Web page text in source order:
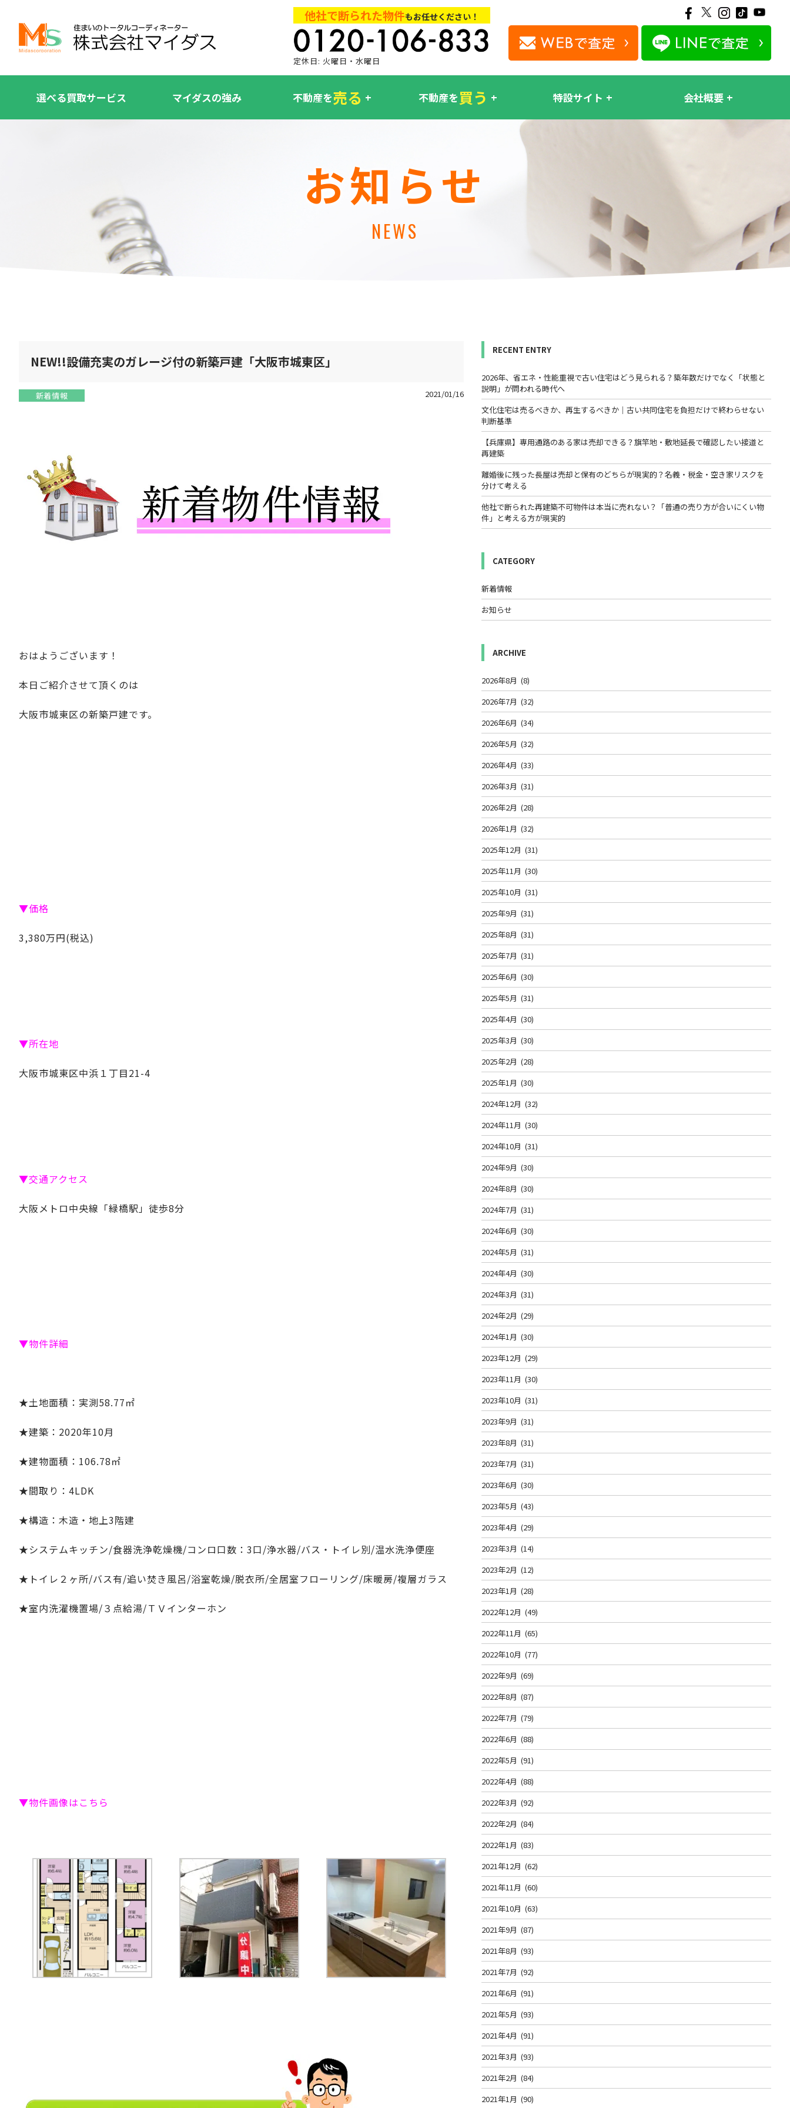
他社で断られた物件もお任せください！
定休日: 火曜日・水曜日
選べる買取サービス マイダスの強み 不動産を売る 不動産を買う 特設サイト 会社概要
お知らせ
NEWS
NEW!!設備充実のガレージ付の新築戸建「大阪市城東区」
新着情報 2021/01/16
おはようございます！
本日ご紹介させて頂くのは
大阪市城東区の新築戸建です。
▼価格
3,380万円(税込)
▼所在地
大阪市城東区中浜１丁目21-4
▼交通アクセス
大阪メトロ中央線「緑橋駅」徒歩8分
▼物件詳細
★土地面積：実測58.77㎡
★建築：2020年10月
★建物面積：106.78㎡
★間取り：4LDK
★構造：木造・地上3階建
★システムキッチン/食器洗浄乾燥機/コンロ口数：3口/浄水器/バス・トイレ別/温水洗浄便座
★トイレ２ヶ所/バス有/追い焚き風呂/浴室乾燥/脱衣所/全居室フローリング/床暖房/複層ガラス
★室内洗濯機置場/３点給湯/ＴＶインターホン
▼物件画像はこちら
RECENT ENTRY
2026年、省エネ・性能重視で古い住宅はどう見られる？築年数だけでなく「状態と
説明」が問われる時代へ
文化住宅は売るべきか、再生するべきか｜古い共同住宅を負担だけで終わらせない
判断基準
【兵庫県】専用通路のある家は売却できる？旗竿地・敷地延長で確認したい接道と
再建築
離婚後に残った長屋は売却と保有のどちらが現実的？名義・税金・空き家リスクを
分けて考える
他社で断られた再建築不可物件は本当に売れない？「普通の売り方が合いにくい物
件」と考える方が現実的
CATEGORY
新着情報
お知らせ
ARCHIVE
2026年8月 (8)
2026年7月 (32)
2026年6月 (34)
2026年5月 (32)
2026年4月 (33)
2026年3月 (31)
2026年2月 (28)
2026年1月 (32)
2025年12月 (31)
2025年11月 (30)
2025年10月 (31)
2025年9月 (31)
2025年8月 (31)
2025年7月 (31)
2025年6月 (30)
2025年5月 (31)
2025年4月 (30)
2025年3月 (30)
2025年2月 (28)
2025年1月 (30)
2024年12月 (32)
2024年11月 (30)
2024年10月 (31)
2024年9月 (30)
2024年8月 (30)
2024年7月 (31)
2024年6月 (30)
2024年5月 (31)
2024年4月 (30)
2024年3月 (31)
2024年2月 (29)
2024年1月 (30)
2023年12月 (29)
2023年11月 (30)
2023年10月 (31)
2023年9月 (31)
2023年8月 (31)
2023年7月 (31)
2023年6月 (30)
2023年5月 (43)
2023年4月 (29)
2023年3月 (14)
2023年2月 (12)
2023年1月 (28)
2022年12月 (49)
2022年11月 (65)
2022年10月 (77)
2022年9月 (69)
2022年8月 (87)
2022年7月 (79)
2022年6月 (88)
2022年5月 (91)
2022年4月 (88)
2022年3月 (92)
2022年2月 (84)
2022年1月 (83)
2021年12月 (62)
2021年11月 (60)
2021年10月 (63)
2021年9月 (87)
2021年8月 (93)
2021年7月 (92)
2021年6月 (91)
2021年5月 (93)
2021年4月 (91)
2021年3月 (93)
2021年2月 (84)
2021年1月 (90)